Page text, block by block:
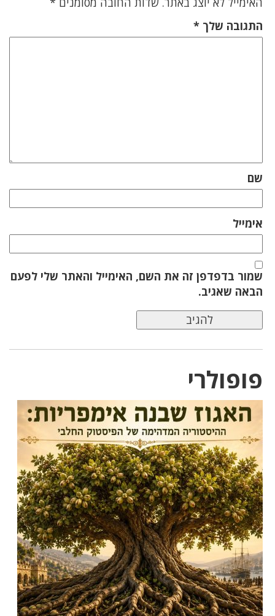
התגובה שלך *
שם
אימייל
שמור בדפדפן זה את השם, האימייל והאתר שלי לפעם
הבאה שאגיב.
פופולרי